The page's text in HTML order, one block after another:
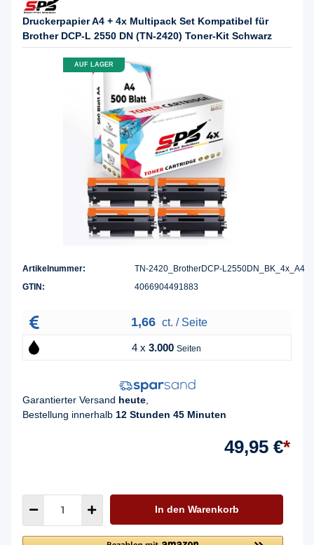
Druckerpapier A4 + 4x Multipack Set Kompatibel für
Brother DCP-L 2550 DN (TN-2420) Toner-Kit Schwarz
AUF LAGER
Artikelnummer:
TN-2420_BrotherDCP-L2550DN_BK_4x_A4
GTIN:
4066904491883
1,66 ct. / Seite
4 x 3.000 Seiten
Garantierter Versand heute
Bestellung innerhalb 12 Stunden 45 Minuten
49,95 €*
In den Warenkorb